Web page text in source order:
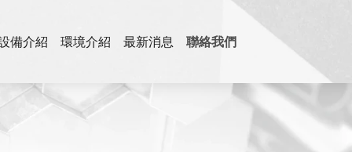
備介紹 環境介紹 最新消息 聯絡我們